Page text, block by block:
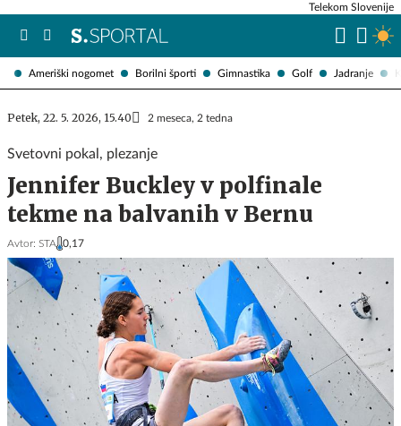
Ameriški nogomet Borilni športi Gimnastika Golf Jadranje
Telekom Slovenije
Petek, 22. 5. 2026, 15.40 2 meseca, 2 tedna
Svetovni pokal, plezanje
Jennifer Buckley v polfinale
tekme na balvanih v Bernu
Avtor: STA 0,17